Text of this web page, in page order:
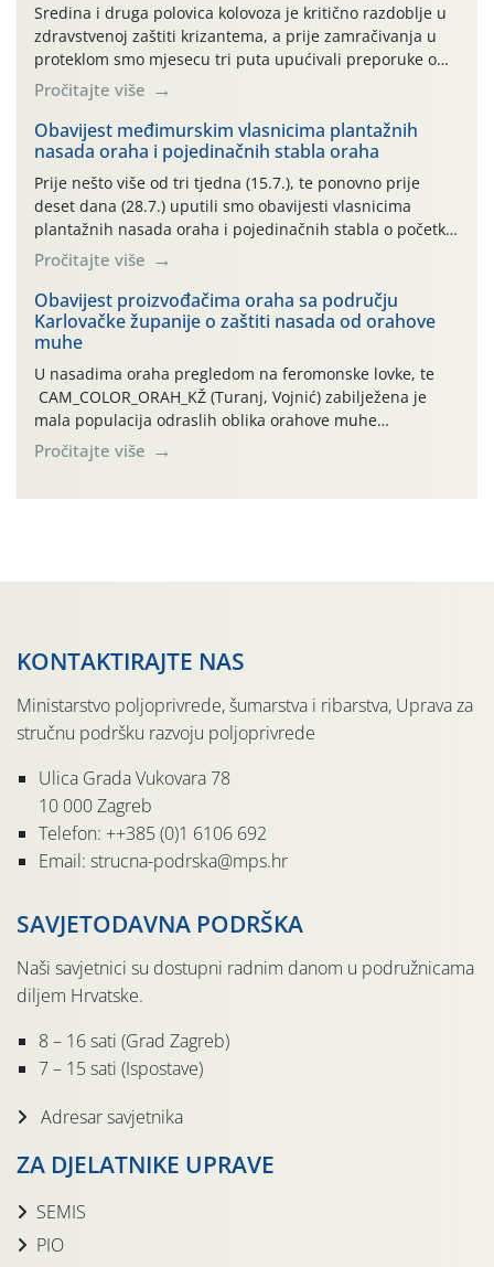
Sredina i druga polovica kolovoza je kritično razdoblje u
zdravstvenoj zaštiti krizantema, a prije zamračivanja u
proteklom smo mjesecu tri puta upućivali preporuke o
preventivnim mjerama zaštite krizantema od najčešćih
uzročnika bolesti, štetnika i fito-fagnih grinja (23.7., 14.7.,
06.7.)! Na početku ovog mjeseca je zabilježeno je
povijesno i ekstremno vruće meteorološko razdoblje, uz
najviše temperature […]
Pročitajte više
Obavijest međimurskim vlasnicima plantažnih
nasada oraha i pojedinačnih stabla oraha
Prije nešto više od tri tjedna (15.7.), te ponovno prije
deset dana (28.7.) uputili smo obavijesti vlasnicima
plantažnih nasada oraha i pojedinačnih stabla o početku
leta i ovogodišnjoj potrebi usmjerenog suzbijanja
orahove muhe (Rhagoletis completa)! Već dvanaest dana
traje drugi ovogodišnji “toplinski udar”, koji naročito
izražen zadnja šest dana (31.7.-05.8.), jer najviše
temperature zraka svakodnevno […]
Pročitajte više
Obavijest proizvođačima oraha sa području
Karlovačke županije o zaštiti nasada od orahove
muhe
U nasadima oraha pregledom na feromonske lovke, te
CAM_COLOR_ORAH_KŽ (Turanj, Vojnić) zabilježena je
mala populacija odraslih oblika orahove muhe
(Rhagoletis completa). Niska brojnost može se objasniti
činjenicom da je riječ o mladim nasadima s vrlo malim
Pročitajte više
KONTAKTIRAJTE NAS
Ministarstvo poljoprivrede, šumarstva i ribarstva, Uprava za
stručnu podršku razvoju poljoprivrede
Ulica Grada Vukovara 78
10 000 Zagreb
Telefon: ++385 (0)1 6106 692
Email: strucna-podrska@mps.hr
SAVJETODAVNA PODRŠKA
Naši savjetnici su dostupni radnim danom u podružnicama
diljem Hrvatske.
8 – 16 sati (Grad Zagreb)
7 – 15 sati (Ispostave)
Adresar savjetnika
ZA DJELATNIKE UPRAVE
SEMIS
PIO